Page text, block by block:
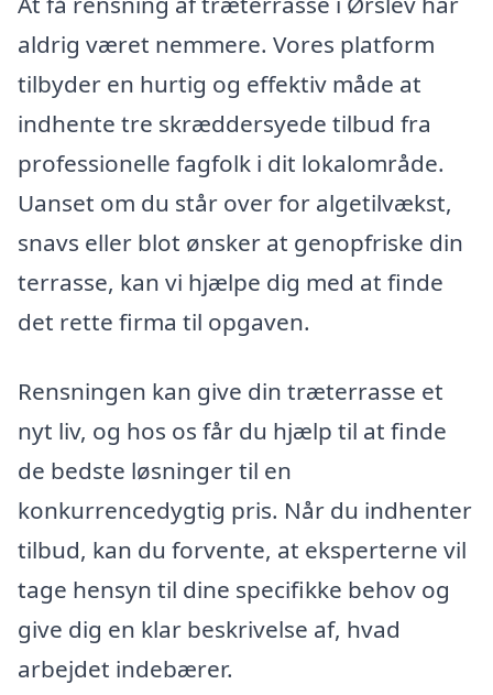
aldrig været nemmere. Vores platform
tilbyder en hurtig og effektiv måde at
indhente tre skræddersyede tilbud fra
professionelle fagfolk i dit lokalområde.
Uanset om du står over for algetilvækst,
snavs eller blot ønsker at genopfriske din
terrasse, kan vi hjælpe dig med at finde
det rette firma til opgaven.
Rensningen kan give din træterrasse et
nyt liv, og hos os får du hjælp til at finde
de bedste løsninger til en
konkurrencedygtig pris. Når du indhenter
tilbud, kan du forvente, at eksperterne vil
tage hensyn til dine specifikke behov og
give dig en klar beskrivelse af, hvad
arbejdet indebærer.